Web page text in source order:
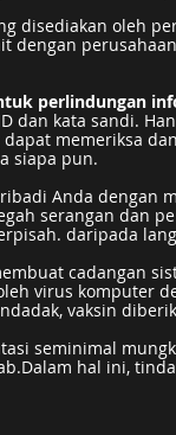
disediakan oleh
dengan
perlindungan
kata sandi.
memeriksa
siapa pun.
Anda dengan
serangan dan
daripada
cadangan
virus komputer
vaksin
seminimal
hal ini,